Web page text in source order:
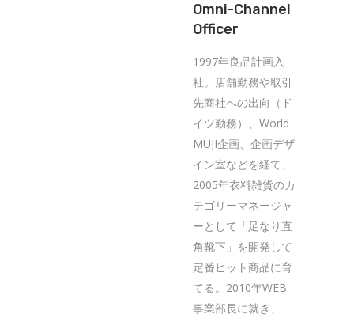
Omni-Channel
Officer
1997年良品計画入
社。店舗勤務や取引
先商社への出向（ド
イツ勤務）、World
MUJI企画、企画デザ
イン室などを経て、
2005年衣料雑貨のカ
テゴリーマネージャ
ーとして「足なり直
角靴下」を開発して
定番ヒット商品に育
てる。2010年WEB
事業部長に就き、